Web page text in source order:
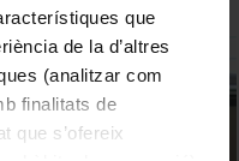
que
de la d’altres
(analitzar com
finalitats de
que s’ofereix